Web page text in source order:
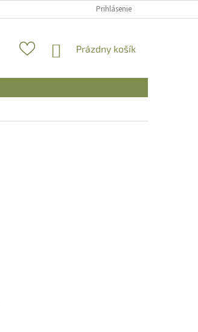
Prihlásenie
NÁKUPNÝ
Prázdny košík